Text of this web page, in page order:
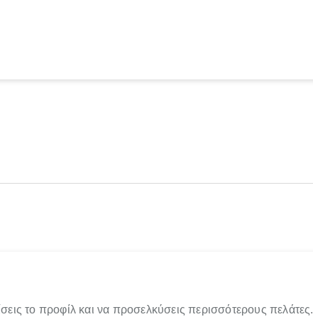
το προφίλ και να προσελκύσεις περισσότερους πελάτες.